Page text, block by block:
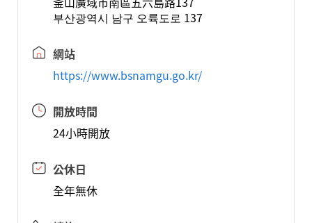
부산광역시 남구 오륙도로 137
網站
https://www.bsnamgu.go.kr/
開放時間
24小時開放
公休日
全年無休